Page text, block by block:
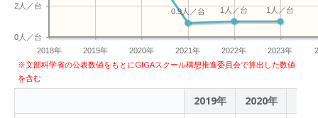
2018年 2019年 2020年 2021年 2022年 2023年
0人／台
2人／台
1人／台
1人／台
0.9人／台
※文部科学省の公表数値をもとにGIGAスクール構想推進委員会で算出した数値
を含む
2019年 2020年